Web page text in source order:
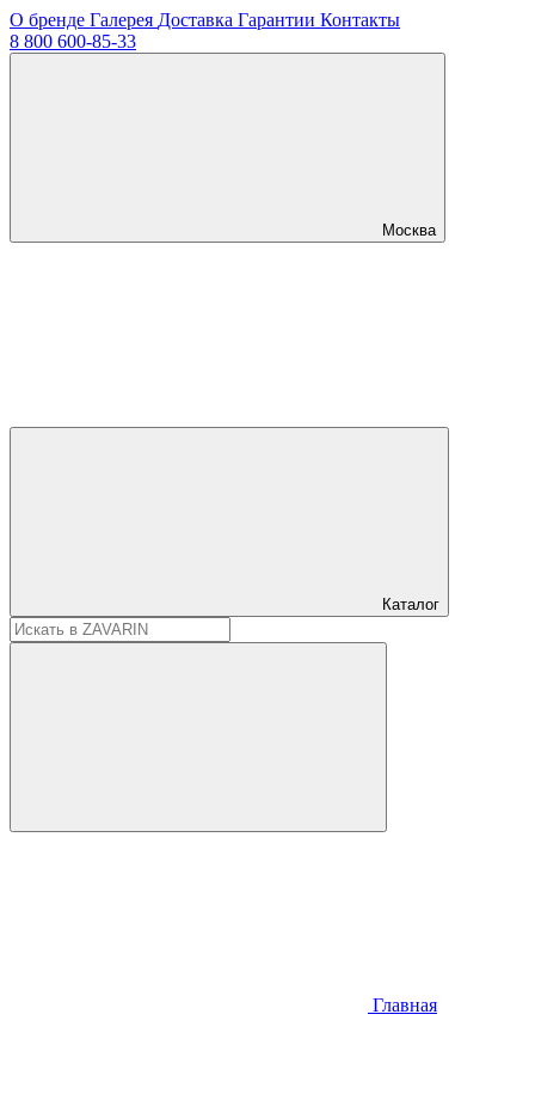
О бренде Галерея Доставка Гарантии Контакты
8 800 600-85-33
Москва
Каталог
Главная